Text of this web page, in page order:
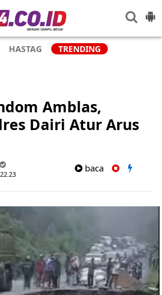
HASTAG TRENDING
Amblas,
Dairi Atur Arus
baca